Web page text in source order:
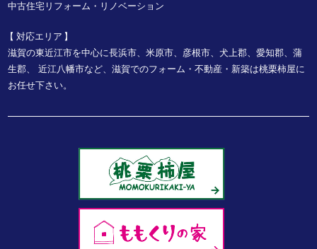
中古住宅リフォーム・リノベーション
対応エリア
滋賀の東近江市を中心に長浜市、米原市、彦根市、犬上郡、愛知郡、蒲
生郡、
近江八幡市など、滋賀でのフォーム・不動産・新築は桃栗柿屋に
お任せ下さい。